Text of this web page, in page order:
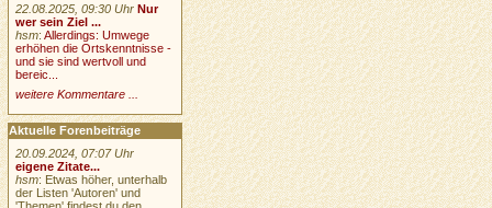
22.08.2025, 09:30 Uhr Nur
wer sein Ziel ...
hsm:Allerdings: Umwege
erhöhen die Ortskenntnisse -
und sie sind wertvoll und
bereic...
weitere Kommentare ...
Aktuelle Forenbeiträge
20.09.2024, 07:07 Uhr
eigene Zitate...
hsm: Etwas höher, unterhalb
der Listen 'Autoren' und